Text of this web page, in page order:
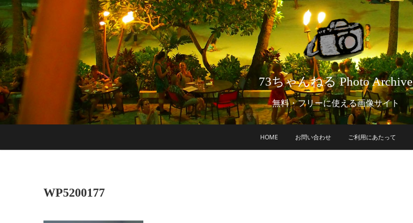
73ちゃんねる Photo Archive
無料・フリーに使える画像サイト
HOME お問い合わせ ご利用にあたって
WP5200177